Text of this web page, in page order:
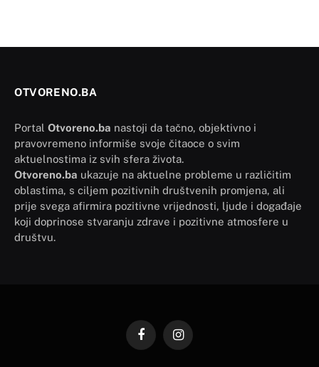
OTVORENO.BA
Portal Otvoreno.ba nastoji da tačno, objektivno i
pravovremeno informiše svoje čitaoce o svim
aktuelnostima iz svih sfera života.
Otvoreno.ba ukazuje na aktuelne probleme u različitim
oblastima, s ciljem pozitivnih društvenih promjena, ali
prije svega afirmira pozitivne vrijednosti, ljude i događaje
koji doprinose stvaranju zdrave i pozitivne atmosfere u
društvu.
FacebookInstagram